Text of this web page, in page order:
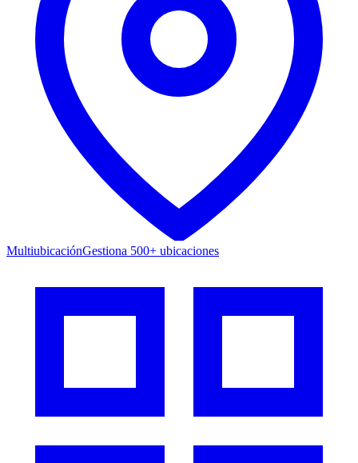
MultiubicaciónGestiona 500+ ubicaciones